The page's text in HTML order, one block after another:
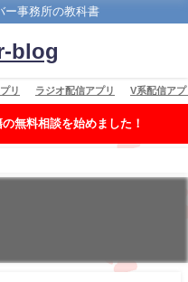
ー事務所の教科書
blog
リ ラジオ配信アプリ V系配信アプ
無料相談を始めました！